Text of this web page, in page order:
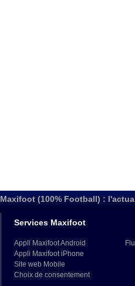
Maxifoot (100% Football) :
Services Maxifoot
Appli Maxifoot Android
Appli Maxifoot iPhone
Site web Mobile
Choix de consentement